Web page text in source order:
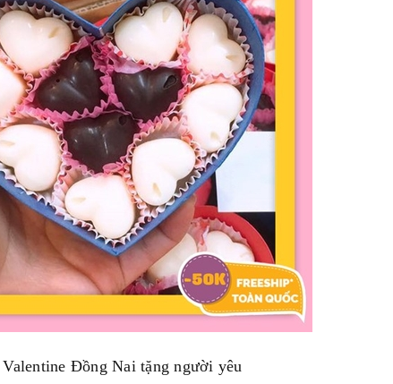
Valentine Đồng Nai tặng người yêu